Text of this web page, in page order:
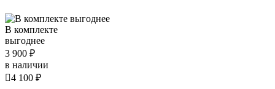
В комплекте
выгоднее
3 900 ₽
в наличии
4 100 ₽